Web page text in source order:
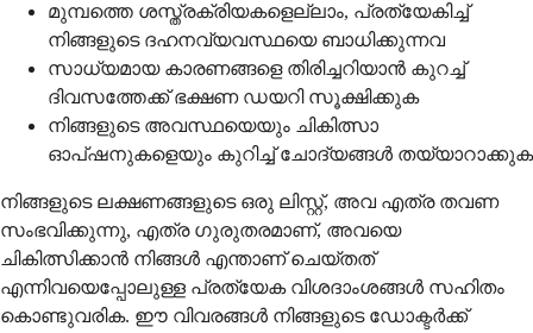
മുമ്പത്തെ ശസ്ത്രക്രിയകളെല്ലാം, പ്രത്യേകിച്ച്
നിങ്ങളുടെ ദഹനവ്യവസ്ഥയെ ബാധിക്കുന്നവ
സാധ്യമായ കാരണങ്ങളെ തിരിച്ചറിയാൻ കുറച്ച്
ദിവസത്തേക്ക് ഭക്ഷണ ഡയറി സൂക്ഷിക്കുക
നിങ്ങളുടെ അവസ്ഥയെയും ചികിത്സാ
ഓപ്ഷനുകളെയും കുറിച്ച് ചോദ്യങ്ങൾ തയ്യാറാക്കുക
നിങ്ങളുടെ ലക്ഷണങ്ങളുടെ ഒരു ലിസ്റ്റ്, അവ എത്ര തവണ
സംഭവിക്കുന്നു, എത്ര ഗുരുതരമാണ്, അവയെ
ചികിത്സിക്കാൻ നിങ്ങൾ എന്താണ് ചെയ്തത്
എന്നിവയെപ്പോലുള്ള പ്രത്യേക വിശദാംശങ്ങൾ സഹിതം
കൊണ്ടുവരിക. ഈ വിവരങ്ങൾ നിങ്ങളുടെ ഡോക്ടർക്ക്